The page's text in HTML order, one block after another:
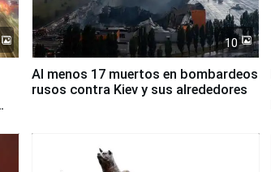
10
Al menos 17 muertos en bombardeos
rusos contra Kiev y sus alrededores